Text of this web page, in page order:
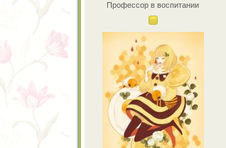
Профессор в воспитании